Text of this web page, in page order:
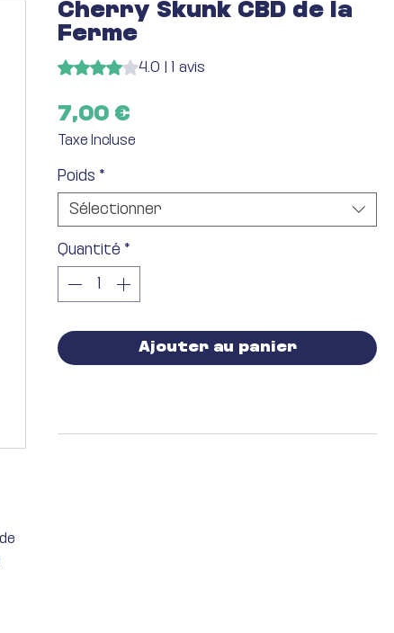
de
Cherry Skunk CBD de la
Ferme
La note est de 4.0 sur cinq étoiles selon 1 avis
4.0 | 1 avis
7,00 €
Taxe Incluse
Poids *
Sélectionner
Quantité *
Ajouter au panier